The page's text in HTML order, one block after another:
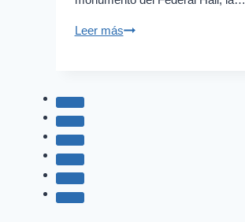
Leer másWall